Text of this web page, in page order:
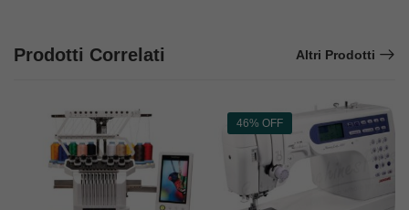
Prodotti Correlati Altri Prodotti
46% OFF